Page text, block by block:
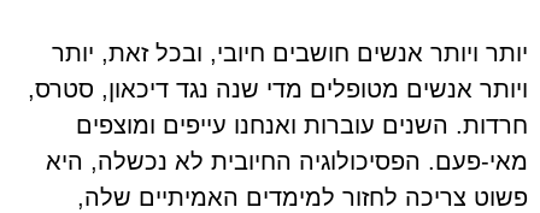
יותר ויותר אנשים חושבים חיובי, ובכל זאת, יותר
ויותר אנשים מטופלים מדי שנה נגד דיכאון, סטרס,
חרדות. השנים עוברות ואנחנו עייפים ומוצפים
מאי-פעם. הפסיכולוגיה החיובית לא נכשלה, היא
פשוט צריכה לחזור למימדים האמיתיים שלה,